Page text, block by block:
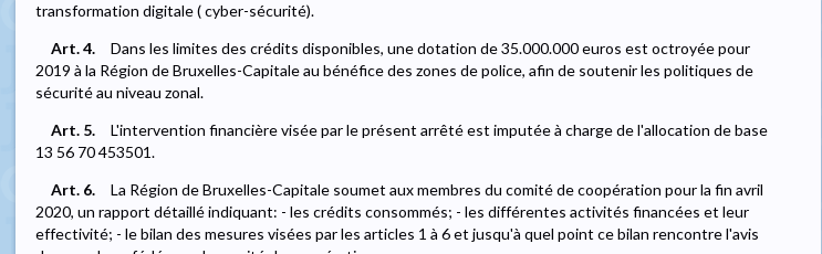
transformation digitale ( cyber-sécurité).
Art. 4.
Dans les limites des crédits disponibles, une dotation de 35.000.000 euros est octroyée pour
2019 à la Région de Bruxelles-Capitale au bénéfice des zones de police, afin de soutenir les politiques de
sécurité au niveau zonal.
Art. 5.
L'intervention financière visée par le présent arrêté est imputée à charge de l'allocation de base
13 56 70 453501.
Art. 6.
La Région de Bruxelles-Capitale soumet aux membres du comité de coopération pour la fin avril
2020, un rapport détaillé indiquant: - les crédits consommés; - les différentes activités financées et leur
effectivité; - le bilan des mesures visées par les articles 1 à 6 et jusqu'à quel point ce bilan rencontre l'avis